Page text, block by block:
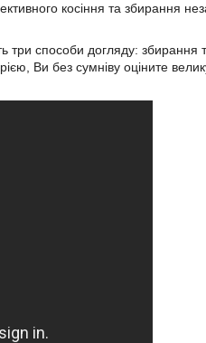
косіння та збирання
три способи догляду: збирання
Ви без сумніву оціните